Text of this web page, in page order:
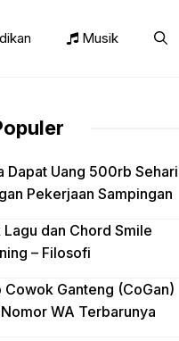
Musik
Dapat Uang 500rb Sehari
Pekerjaan Sampingan
Lagu dan Chord Smile
– Filosofi
Cowok Ganteng (CoGan)
WA Terbarunya